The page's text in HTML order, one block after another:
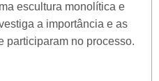
escultura monolítica e
a importância e as
participaram no processo.